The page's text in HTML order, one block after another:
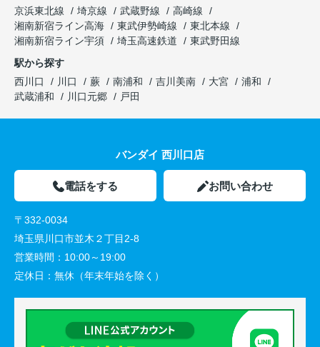
京浜東北線
埼京線 武蔵野線
高崎線
湘南新宿ライン高海
東武伊勢崎線
東北本線
湘南新宿ライン宇須
埼玉高速鉄道
東武野田線
駅から探す
西川口
川口 蕨 南浦和 吉川美南 大宮
浦和
武蔵浦和
川口元郷 戸田
バンダイ 西川口店
電話をする お問い合わせ
〒332-0034
埼玉県川口市並木２丁目2-8
営業時間： 10:00～19:00
定休日： 無休（年末年始を除く）